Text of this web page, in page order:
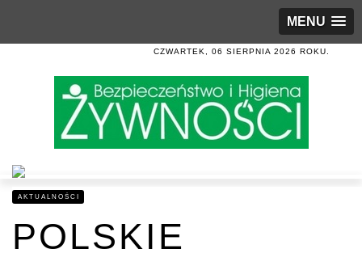
MENU
CZWARTEK, 06 SIERPNIA 2026 ROKU.
AKTUALNOŚCI
POLSKIE